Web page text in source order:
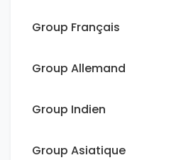
Group Français
Group Allemand
Group Indien
Group Asiatique